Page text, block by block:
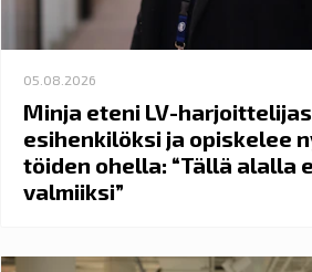
05.08.2026
Minja eteni LV-
esihenkilöksi ja opiskelee
töiden ohella: “Tällä alalla
valmiiksi”